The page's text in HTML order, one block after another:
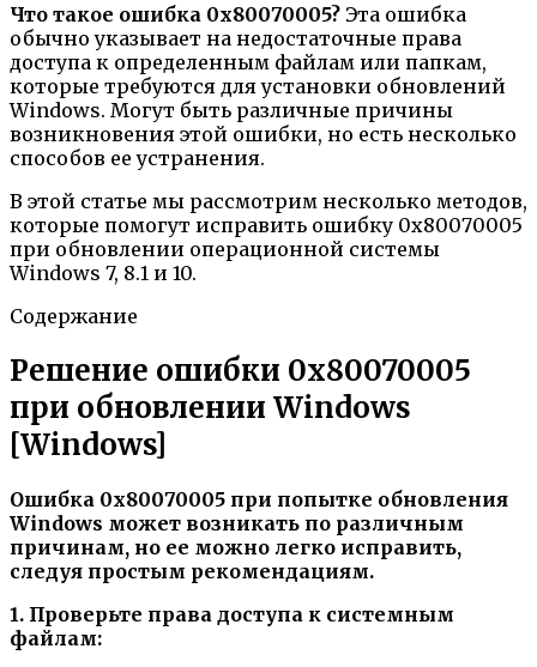
Что такое ошибка 0x80070005? Эта ошибка
обычно указывает на недостаточные права
доступа к определенным файлам или папкам,
которые требуются для установки обновлений
Windows. Могут быть различные причины
возникновения этой ошибки, но есть несколько
способов ее устранения.
В этой статье мы рассмотрим несколько методов,
которые помогут исправить ошибку 0x80070005
при обновлении операционной системы
Windows 7, 8.1 и 10.
Содержание
Решение ошибки 0x80070005
при обновлении Windows
[Windows]
Ошибка 0x80070005 при попытке обновления
Windows может возникать по различным
причинам, но ее можно легко исправить,
следуя простым рекомендациям.
1. Проверьте права доступа к системным
файлам: